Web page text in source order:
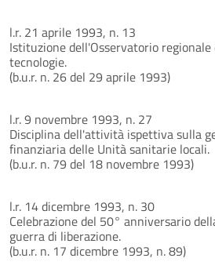
l.r. 21 aprile 1993, n. 13
Istituzione dell'Osservatorio regionale
tecnologie.
(b.u.r. n. 26 del 29 aprile 1993)
l.r. 9 novembre 1993, n. 27
Disciplina dell'attività ispettiva sulla
finanziaria delle Unità sanitarie locali.
(b.u.r. n. 79 del 18 novembre 1993)
l.r. 14 dicembre 1993, n. 30
Celebrazione del 50° anniversario
guerra di liberazione.
(b.u.r. n. 17 dicembre 1993, n. 89)